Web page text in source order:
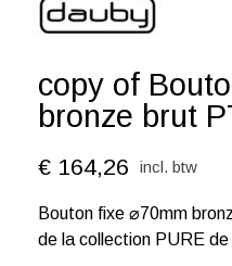
copy of
bronze brut
€ 164,26 incl. btw
Bouton fixe ⌀70mm
de la collection PURE